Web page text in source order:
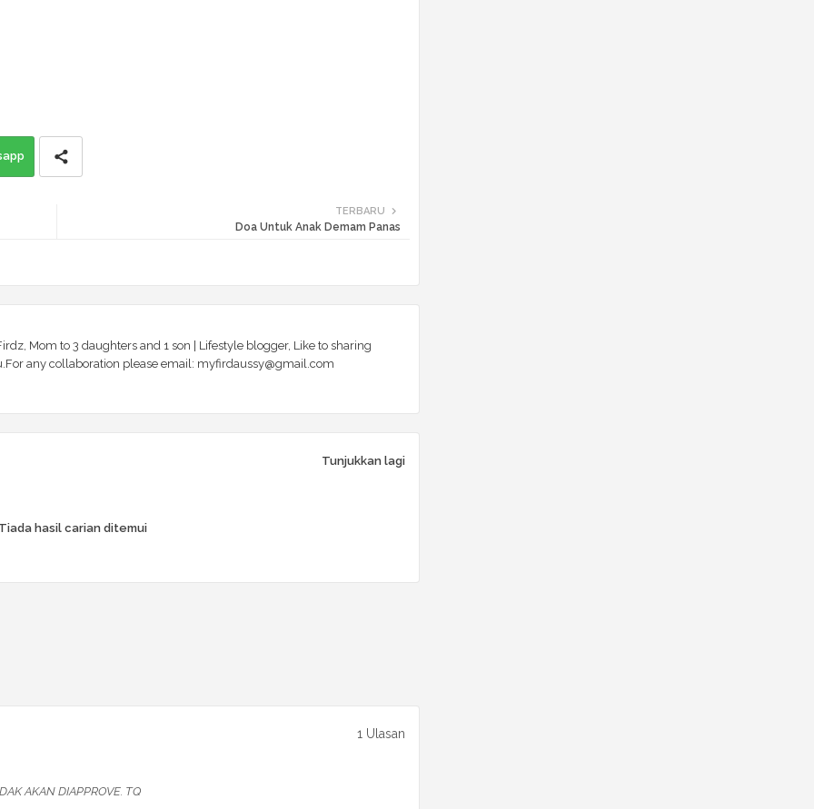
TERBARU
Doa Untuk Anak Demam Panas
Mom to 3 daughters and 1 son | Lifestyle blogger, Like to sharing
any collaboration please email: myfirdaussy@gmail.com
Tunjukkan lagi
hasil carian ditemui
1 Ulasan
AKAN DIAPPROVE. TQ